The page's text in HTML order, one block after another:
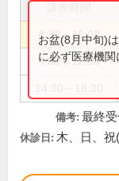
8:30～16:00
9:00～12:30
お盆(8月中旬)
に必ず医療機関
備考: 最終
休診日: 木、日、